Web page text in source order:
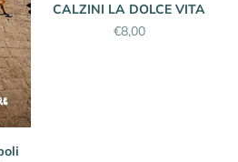
CALZINI LA DOLCE VITA
Prezzo scontato
€8,00